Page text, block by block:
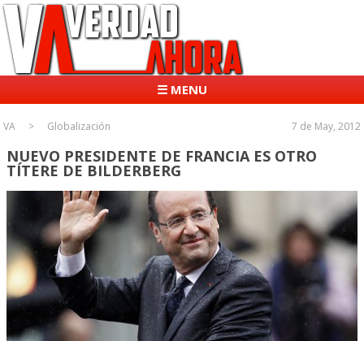
☰ MENU
VA Globalización 7 de May, 2012
NUEVO PRESIDENTE DE FRANCIA ES OTRO
TÍTERE DE BILDERBERG